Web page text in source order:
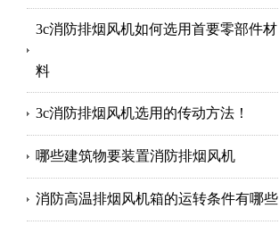
3c消防排烟风机如何选用首要零部件材
料
3c消防排烟风机选用的传动方法！
哪些建筑物要装置消防排烟风机
消防高温排烟风机箱的运转条件有哪些